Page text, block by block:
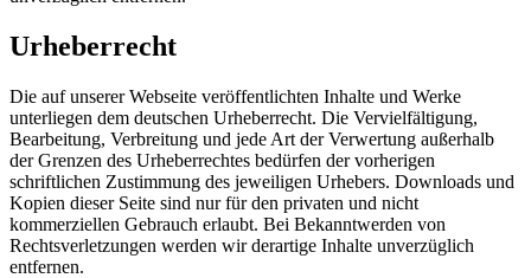
Urheberrecht
Die auf unserer Webseite veröffentlichten Inhalte und Werke
unterliegen dem deutschen Urheberrecht. Die Vervielfältigung,
Bearbeitung, Verbreitung und jede Art der Verwertung außerhalb
der Grenzen des Urheberrechtes bedürfen der vorherigen
schriftlichen Zustimmung des jeweiligen Urhebers. Downloads und
Kopien dieser Seite sind nur für den privaten und nicht
kommerziellen Gebrauch erlaubt. Bei Bekanntwerden von
Rechtsverletzungen werden wir derartige Inhalte unverzüglich
entfernen.